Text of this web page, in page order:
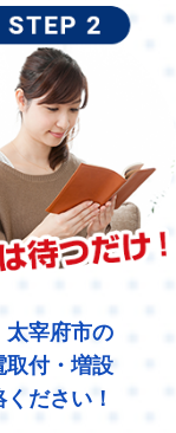
太宰府市の
取付・増設
ださい！